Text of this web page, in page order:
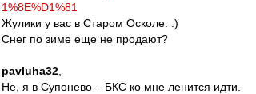
1%8E%D1%81
Жулики у вас в Старом Осколе. :)
Снег по зиме еще не продают?
pavluha32
Не, я в Супонево – БКС ко мне ленится идти.